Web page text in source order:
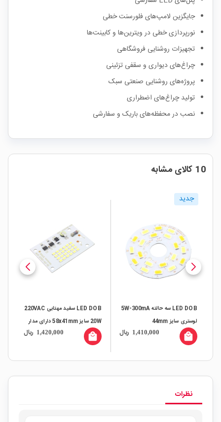
جایگزین لامپ‌های فلورسنت خطی
نورپردازی خطی در ویترین‌ها و کابینت‌ها
تجهیزات روشنایی فروشگاهی
چراغ‌های دیواری و سقفی تزئینی
پروژه‌های روشنایی صنعتی سبک
تولید چراغ‌های اضطراری
نصب در محفظه‌های باریک و سفارشی
10 کالای مشابه
جدید
LED DOB سه حالته 5W-300mA
لوستری سایز 44mm
1,410,000 ریال local_mall
LED DOB سفید مهتابی 220VAC
20W سایز 58x41mm دارای مدار
محافظتی Anti Surge
1,420,000 ریال local_mall
نظرات